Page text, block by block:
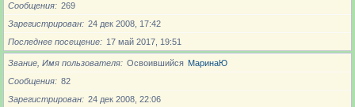
Сообщения
269
Зарегистрирован
24 дек 2008, 17:42
Последнее посещение
17 май 2017, 19:51
Звание, Имя пользователя Освоившийся МаринаЮ
Сообщения
82
Зарегистрирован
24 дек 2008, 22:06